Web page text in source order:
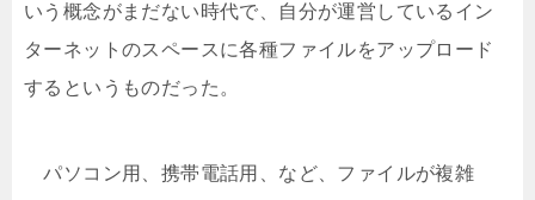
いう概念がまだない時代で、自分が運営しているイン
ターネットのスペースに各種ファイルをアップロード
するというものだった。
パソコン用、携帯電話用、など、ファイルが複雑